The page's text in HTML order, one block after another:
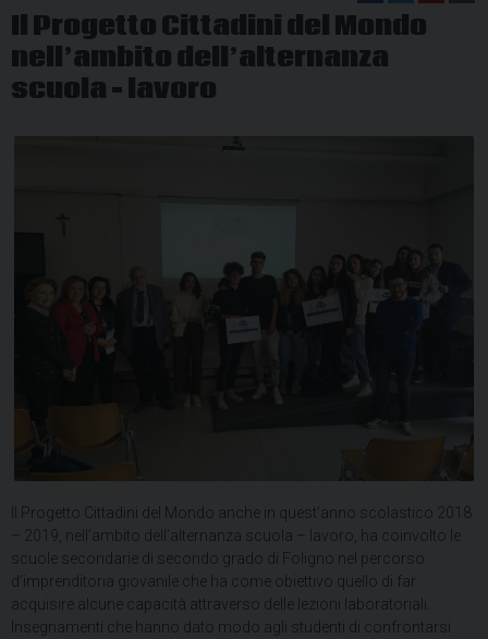
Il Progetto Cittadini del Mondo
nell’ambito dell’alternanza
scuola – lavoro
Il Progetto Cittadini del Mondo anche in quest’anno scolastico 2018
– 2019, nell’ambito dell’alternanza scuola – lavoro, ha coinvolto le
scuole secondarie di secondo grado di Foligno nel percorso
d’imprenditoria giovanile che ha come obiettivo quello di far
acquisire alcune capacità attraverso delle lezioni laboratoriali.
Insegnamenti che hanno dato modo agli studenti di confrontarsi